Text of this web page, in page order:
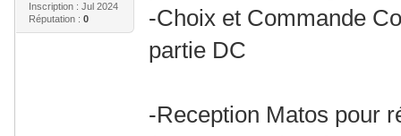
Inscription : Jul 2024
Réputation : 0
-Choix et Commande
partie DC
-Reception Matos pour